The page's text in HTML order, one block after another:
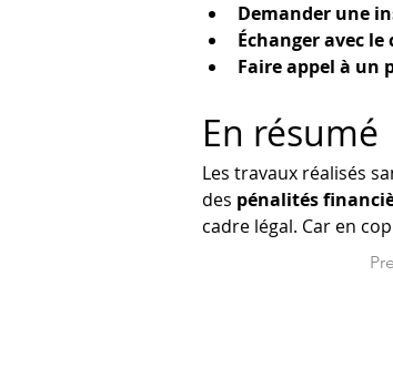
Demander une
Échanger avec
Faire appel à un
En résumé
Les travaux réalisés
des pénalités
cadre légal. Car en